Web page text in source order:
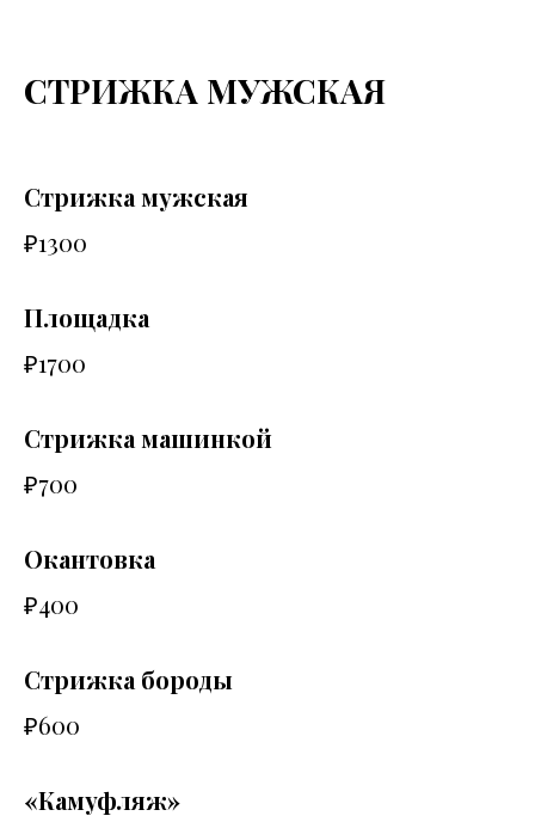
СТРИЖКА МУЖСКАЯ
Стрижка мужская
₽1300
Площадка
₽1700
Стрижка машинкой
₽700
Окантовка
₽400
Стрижка бороды
₽600
«Камуфляж»